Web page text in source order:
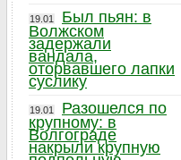
19.01
Был пьян: в
Волжском
задержали
вандала,
оторвавшего лапки
суслику
19.01
Разошелся по
крупному: в
Волгограде
накрыли крупную